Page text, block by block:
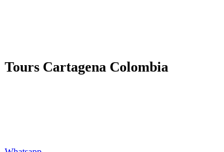
Tours Cartagena Colombia